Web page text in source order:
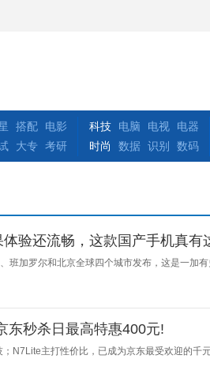
搭配
电影
大专 考研
科技 电脑 电视
电器
时尚
数据 识别 数码
验还流畅，这款国产手机真有
班加罗尔和北京全球四个城市发布，这是一加有
东秒杀日最高特惠400元!
N7Lite主打性价比，已成为京东最受欢迎的千元